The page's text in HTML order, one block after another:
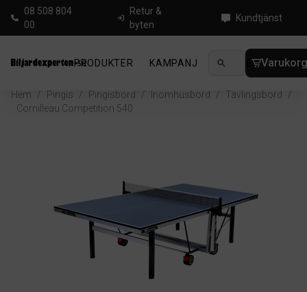
08 508 804
00
Retur &
byten
Kundtjänst
PRODUKTER KAMPANJ NYHETER
Hem / Pingis / Pingisbord / Inomhusbord / Tävlingsbord
/
Cornilleau Competition 540